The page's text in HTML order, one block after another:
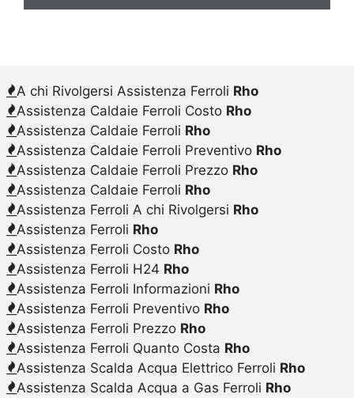
A chi Rivolgersi Assistenza Ferroli Rho
Assistenza Caldaie Ferroli Costo Rho
Assistenza Caldaie Ferroli Rho
Assistenza Caldaie Ferroli Preventivo Rho
Assistenza Caldaie Ferroli Prezzo Rho
Assistenza Caldaie Ferroli Rho
Assistenza Ferroli A chi Rivolgersi Rho
Assistenza Ferroli Rho
Assistenza Ferroli Costo Rho
Assistenza Ferroli H24 Rho
Assistenza Ferroli Informazioni Rho
Assistenza Ferroli Preventivo Rho
Assistenza Ferroli Prezzo Rho
Assistenza Ferroli Quanto Costa Rho
Assistenza Scalda Acqua Elettrico Ferroli Rho
Assistenza Scalda Acqua a Gas Ferroli Rho